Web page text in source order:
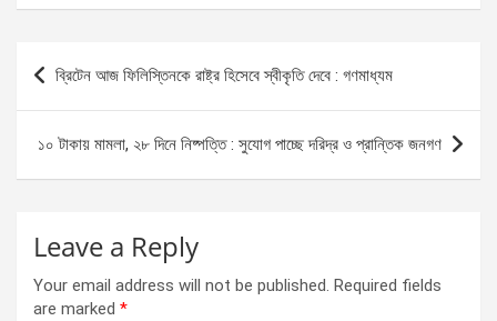
ce
b
o
o
k
se
n
g
er
at
A
p
p
ar
e
Post
navigation
ব্রিটেন আজ ফিলিস্তিনকে রাষ্ট্র হিসেবে স্বীকৃতি দেবে : গণমাধ্যম
১০ টাকায় মামলা, ২৮ দিনে নিষ্পত্তি : সুযোগ পাচ্ছে দরিদ্র ও প্রান্তিক জনগণ
Leave a Reply
Your email address will not be published. Required fields
are marked *